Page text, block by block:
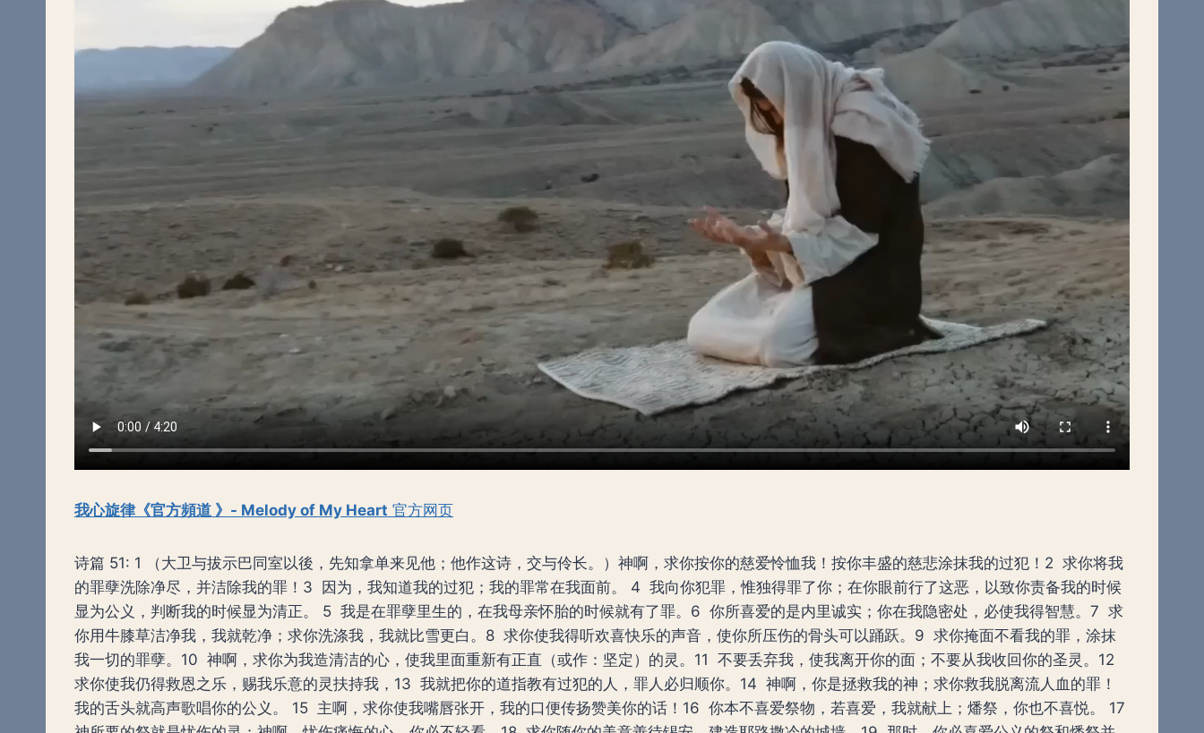
我心旋律《官方頻道 》- Melody of My Heart 官方网页
诗篇 51: 1 （大卫与拔示巴同室以後，先知拿单来见他；他作这诗，交与伶长。）神啊，求你按你的慈爱怜恤我！按你丰盛的慈悲涂抹我的过犯！2 求你将我
的罪孽洗除净尽，并洁除我的罪！3 因为，我知道我的过犯；我的罪常在我面前。 4 我向你犯罪，惟独得罪了你；在你眼前行了这恶，以致你责备我的时候
显为公义，判断我的时候显为清正。 5 我是在罪孽里生的，在我母亲怀胎的时候就有了罪。6 你所喜爱的是内里诚实；你在我隐密处，必使我得智慧。7 求
你用牛膝草洁净我，我就乾净；求你洗涤我，我就比雪更白。8 求你使我得听欢喜快乐的声音，使你所压伤的骨头可以踊跃。9 求你掩面不看我的罪，涂抹
我一切的罪孽。10 神啊，求你为我造清洁的心，使我里面重新有正直（或作：坚定）的灵。11 不要丢弃我，使我离开你的面；不要从我收回你的圣灵。12
求你使我仍得救恩之乐，赐我乐意的灵扶持我，13 我就把你的道指教有过犯的人，罪人必归顺你。14 神啊，你是拯救我的神；求你救我脱离流人血的罪！
我的舌头就高声歌唱你的公义。 15 主啊，求你使我嘴唇张开，我的口便传扬赞美你的话！16 你本不喜爱祭物，若喜爱，我就献上；燔祭，你也不喜悦。 17